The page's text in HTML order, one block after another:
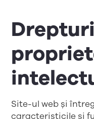
Site-ul web și
caracteristicile și